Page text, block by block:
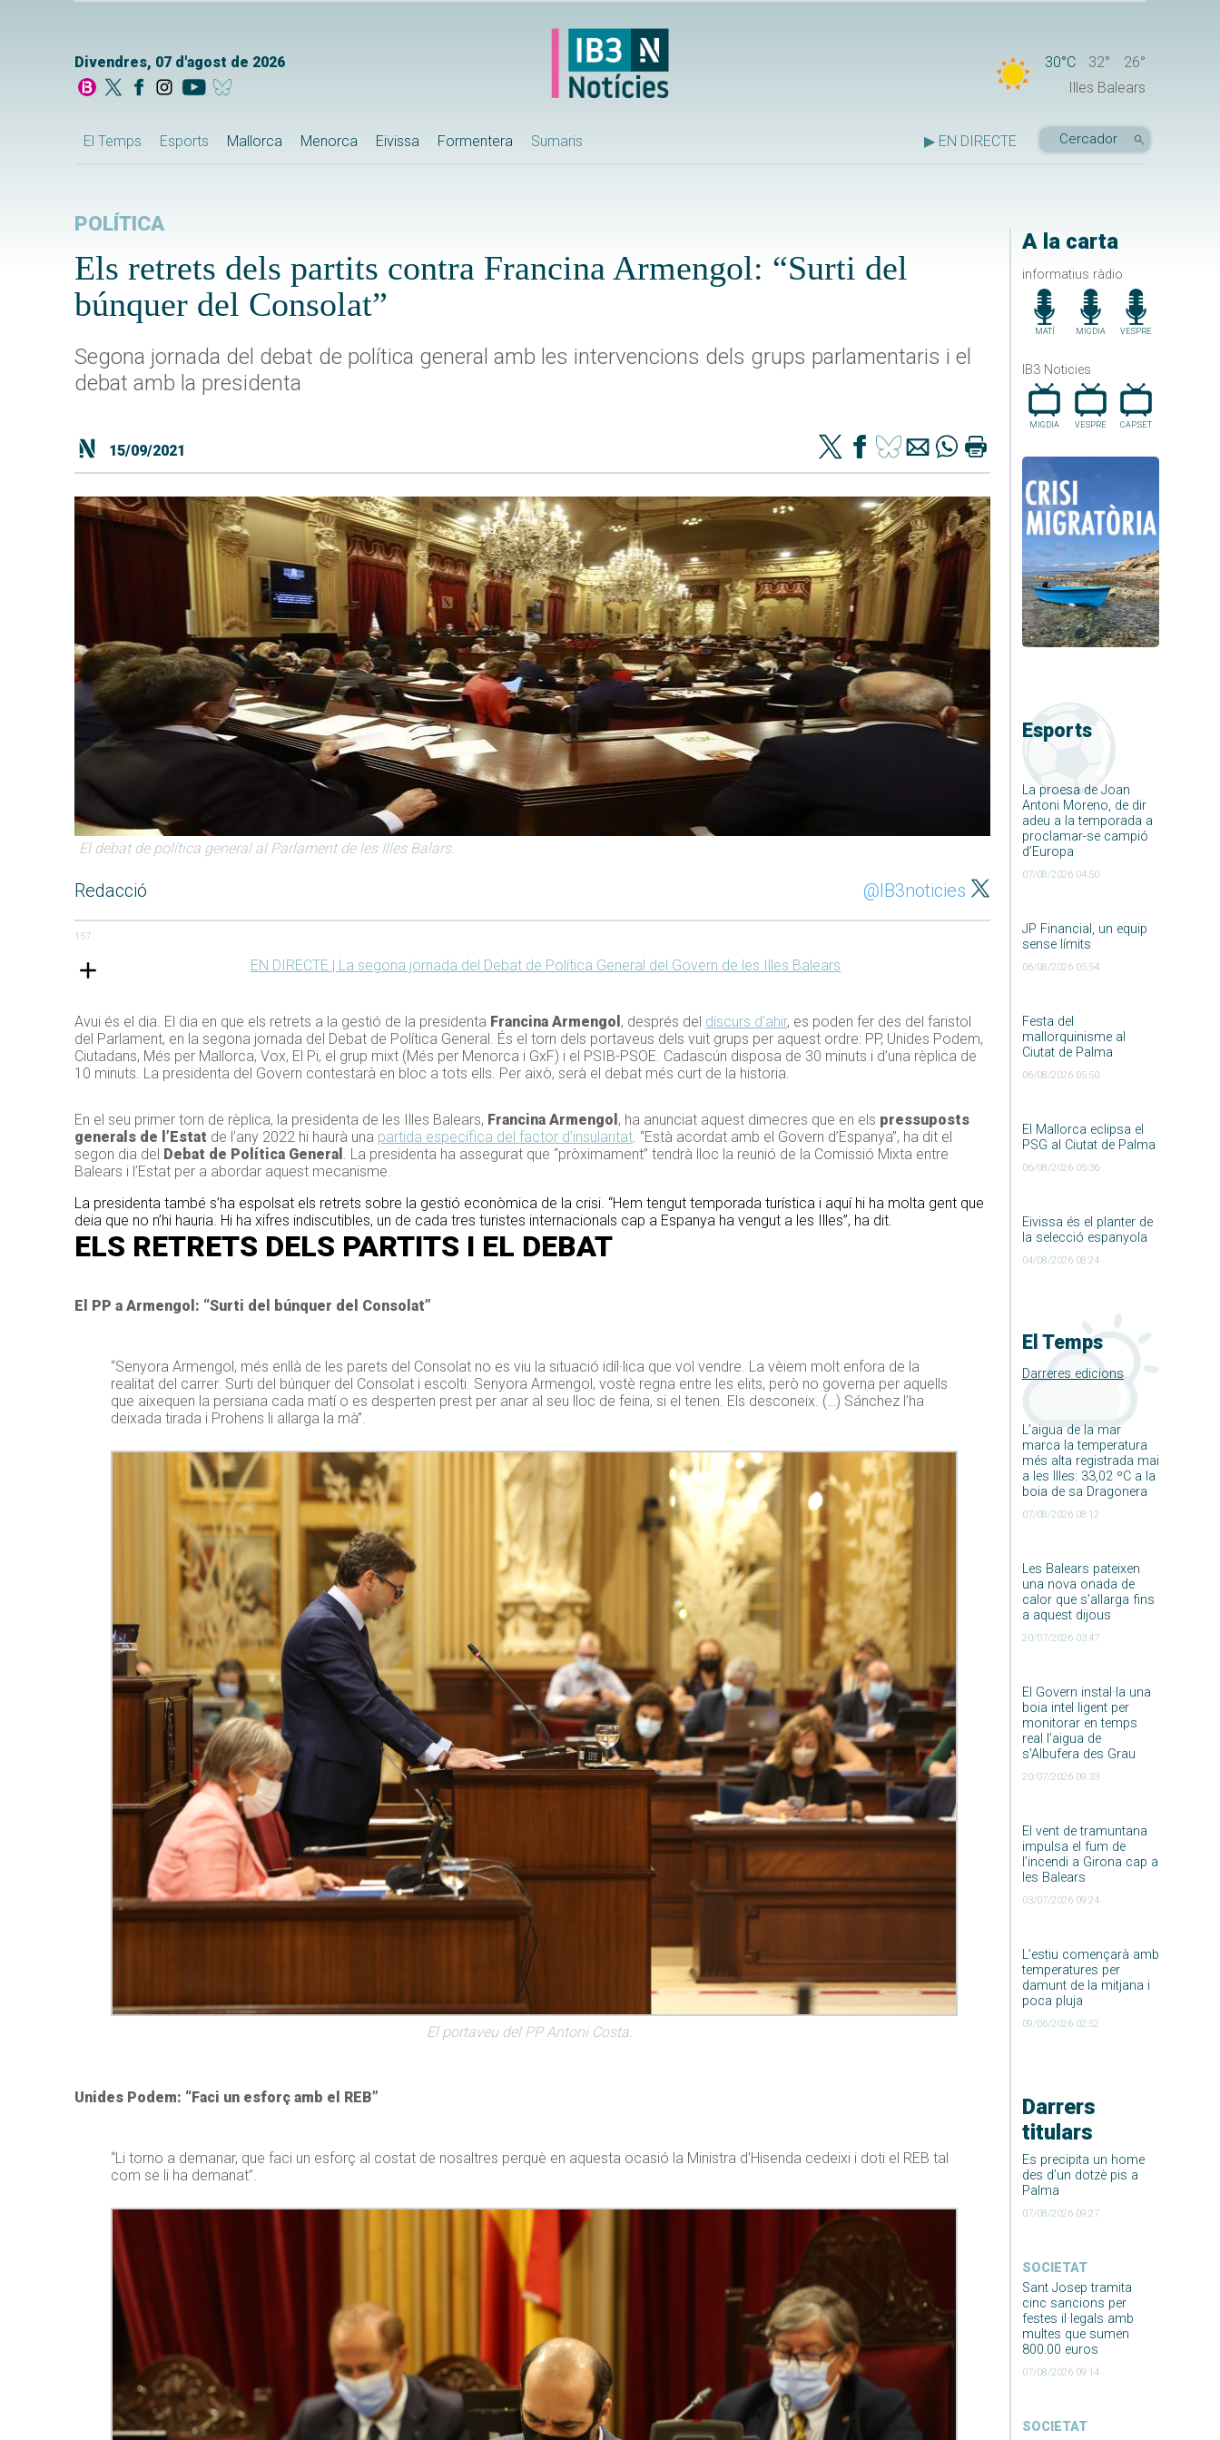
Divendres, 07 d'agost de 2026 30°C 32°
26°
Illes Balears
El Temps Esports Mallorca Menorca Eivissa Formentera Sumaris ▶ EN DIRECTE
A la carta
informatius ràdio
MATÍ MIGDIA VESPRE
IB3 Noticies
MIGDIA VESPRE CAP.SET
Esports
La proesa de Joan
Antoni Moreno, de dir
adeu a la temporada a
proclamar-se campió
d’Europa
07/08/2026 04:50
JP Financial, un equip
sense límits
06/08/2026 05:54
Festa del
mallorquinisme al
Ciutat de Palma
06/08/2026 05:50
El Mallorca eclipsa el
PSG al Ciutat de Palma
06/08/2026 05:36
Eivissa és el planter de
la selecció espanyola
04/08/2026 08:24
El Temps
Darreres edicions
L’aigua de la mar
marca la temperatura
més alta registrada mai
a les Illes: 33,02 ºC a la
boia de sa Dragonera
07/08/2026 08:12
Les Balears pateixen
una nova onada de
calor que s’allarga fins
a aquest dijous
20/07/2026 03:47
El Govern instal·la una
boia intel·ligent per
monitorar en temps
real l’aigua de
s’Albufera des Grau
20/07/2026 09:33
El vent de tramuntana
impulsa el fum de
l’incendi a Girona cap a
les Balears
03/07/2026 09:24
L’estiu començarà amb
temperatures per
damunt de la mitjana i
poca pluja
09/06/2026 02:52
Darrers
titulars
Es precipita un home
des d’un dotzè pis a
Palma
07/08/2026 09:27
SOCIETAT
Sant Josep tramita
cinc sancions per
festes il·legals amb
multes que sumen
800.00 euros
07/08/2026 09:14
SOCIETAT
POLÍTICA
Els retrets dels partits contra Francina Armengol: “Surti del
búnquer del Consolat”
Segona jornada del debat de política general amb les intervencions dels grups parlamentaris i el
debat amb la presidenta
15/09/2021
El debat de política general al Parlament de les Illes Balars.
Redacció @IB3noticies
157
EN DIRECTE | La segona jornada del Debat de Política General del Govern de les Illes Balears
Avui és el dia. El dia en que els retrets a la gestió de la presidenta Francina Armengol , després del discurs d’ahir, es poden fer des del faristol
del Parlament, en la segona jornada del Debat de Política General. És el torn dels portaveus dels vuit grups per aquest ordre: PP, Unides Podem,
Ciutadans, Més per Mallorca, Vox, El Pi, el grup mixt (Més per Menorca i GxF) i el PSIB-PSOE. Cadascún disposa de 30 minuts i d’una rèplica de
10 minuts. La presidenta del Govern contestarà en bloc a tots ells. Per això, serà el debat més curt de la historia.
En el seu primer torn de rèplica, la presidenta de les Illes Balears, Francina Armengol , ha anunciat aquest dimecres que en els pressuposts
generals de l’Estat de l’any 2022 hi haurà una partida específica del factor d’insularitat. “Està acordat amb el Govern d’Espanya”, ha dit el
segon dia del Debat de Política General . La presidenta ha assegurat que “pròximament” tendrà lloc la reunió de la Comissió Mixta entre
Balears i l’Estat per a abordar aquest mecanisme.
La presidenta també s’ha espolsat els retrets sobre la gestió econòmica de la crisi. “Hem tengut temporada turística i aquí hi ha molta gent que
deia que no n’hi hauria. Hi ha xifres indiscutibles, un de cada tres turistes internacionals cap a Espanya ha vengut a les Illes”, ha dit.
ELS RETRETS DELS PARTITS I EL DEBAT
El PP a Armengol: “Surti del búnquer del Consolat”
“Senyora Armengol, més enllà de les parets del Consolat no es viu la situació idíl·lica que vol vendre. La vèiem molt enfora de la
realitat del carrer. Surti del búnquer del Consolat i escolti. Senyora Armengol, vostè regna entre les elits, però no governa per aquells
que aixequen la persiana cada matí o es desperten prest per anar al seu lloc de feina, si el tenen. Els desconeix. (…) Sánchez l’ha
deixada tirada i Prohens li allarga la mà”.
El portaveu del PP Antoni Costa.
Unides Podem: “Faci un esforç amb el REB”
“Li torno a demanar, que faci un esforç al costat de nosaltres perquè en aquesta ocasió la Ministra d’Hisenda cedeixi i doti el REB tal
com se li ha demanat”.